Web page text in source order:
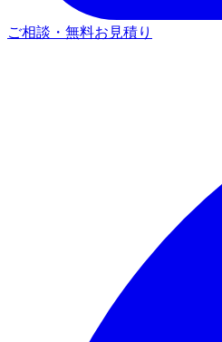
ご相談・無料お見積り